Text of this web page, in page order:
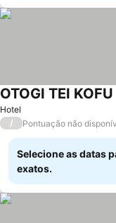
Hotel
OTOGI TEI KOFU
/ Pontuação não
Selecione as datas
exatos.